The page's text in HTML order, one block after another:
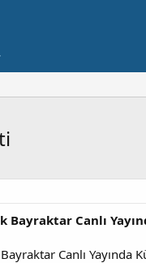
Bayraktar Canlı
Canlı Yayında